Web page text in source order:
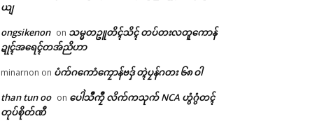
ယျ
ongsikenon on သမ္မတဥူတိၚ်သိၚ် တပ်တးလတူကောန်
ဍုၚ်အရေၚ်တအ်ညိဟာ
minarnon on ပံက်ဂကောံကၠောန်ဗဒှ် တ္ၚဲပၠန်ဂတး ၆၈ ဝါ
than tun oo on ပေါဲသဳကၠဳ လိက်ကသုက် NCA ဟွံဂွံတၚ်
တုပ်စိုတ်ဏီ